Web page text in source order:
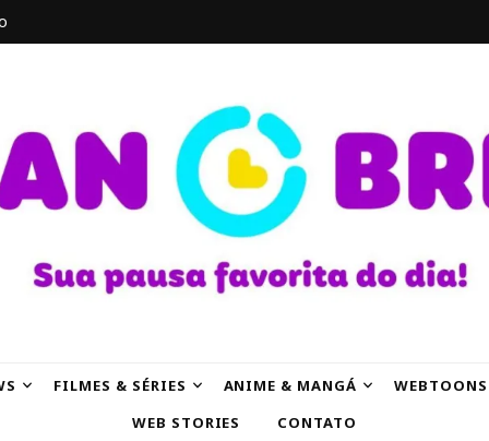
FILMES & SÉRIES ANIME & MANGÁ WEBTOONS
WEB STORIES
CONTATO